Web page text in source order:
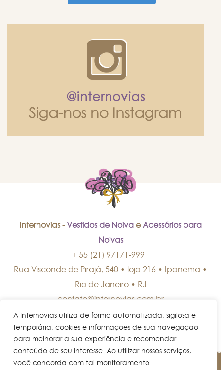
A Internovias utiliza de forma automatizada, sigilosa e
temporária, cookies e informações de sua navegação
para melhorar a sua experiência e recomendar
conteúdo de seu interesse. Ao utilizar nossos serviços,
você concorda com tal monitoramento.
Internovias - Vestidos de Noiva e Acessórios para
Noivas
+ 55 (21) 97171-9991
Rua Visconde de Pirajá, 540 • loja 216 • Ipanema •
Rio de Janeiro• RJ
contato@internovias.com.br